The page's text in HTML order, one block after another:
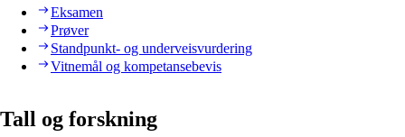
Eksamen
Prøver
Standpunkt- og underveisvurdering
Vitnemål og kompetansebevis
Tall og forskning